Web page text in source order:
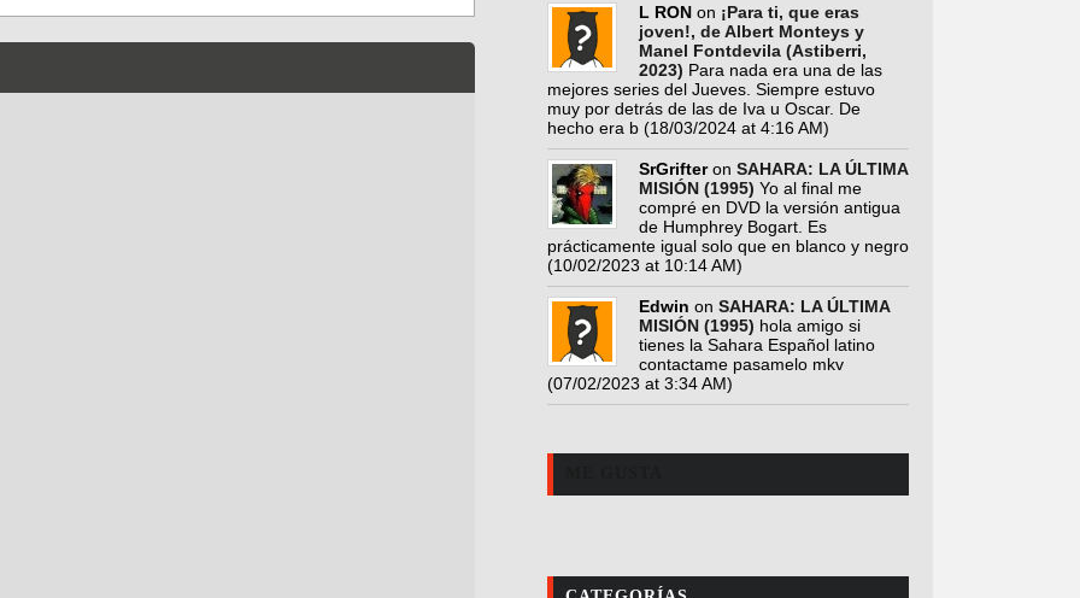
L RON on ¡Para ti, que eras
joven!, de Albert Monteys y
Manel Fontdevila (Astiberri,
2023) Para nada era una de las
mejores series del Jueves. Siempre estuvo
muy por detrás de las de Iva u Oscar. De
hecho era b (18/03/2024 at 4:16 AM)
SrGrifteron SAHARA: LA ÚLTIMA
MISIÓN (1995) Yo al final me
compré en DVD la versión antigua
de Humphrey Bogart. Es
prácticamente igual solo que en blanco y negro
(10/02/2023 at 10:14 AM)
Edwin on SAHARA: LA ÚLTIMA
MISIÓN (1995) hola amigo si
tienes la Sahara Español latino
contactame pasamelo mkv
(07/02/2023 at 3:34 AM)